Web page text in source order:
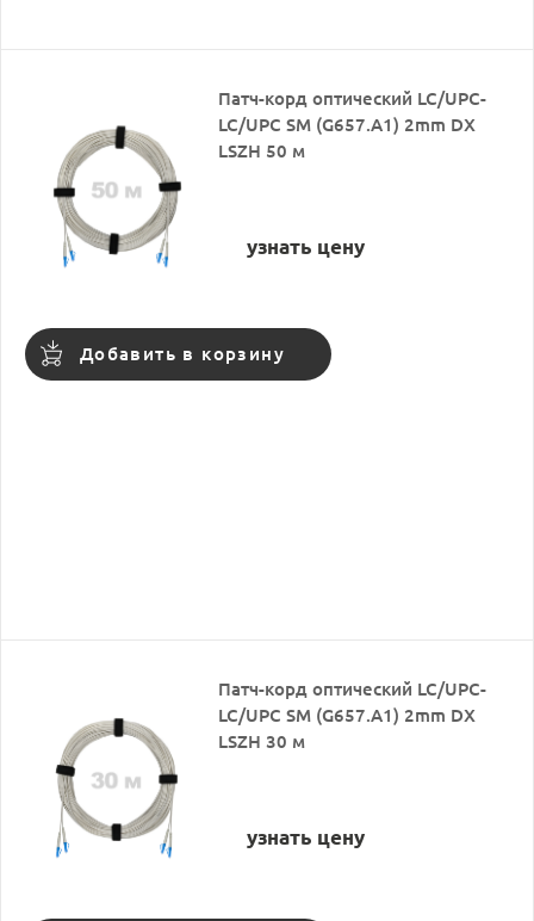
Патч-корд оптический LC/UPC-
LC/UPC SM (G657.A1) 2mm DX
LSZH 50 м
узнать цену
Добавить в корзину
Патч-корд оптический LC/UPC-
LC/UPC SM (G657.A1) 2mm DX
LSZH 30 м
узнать цену